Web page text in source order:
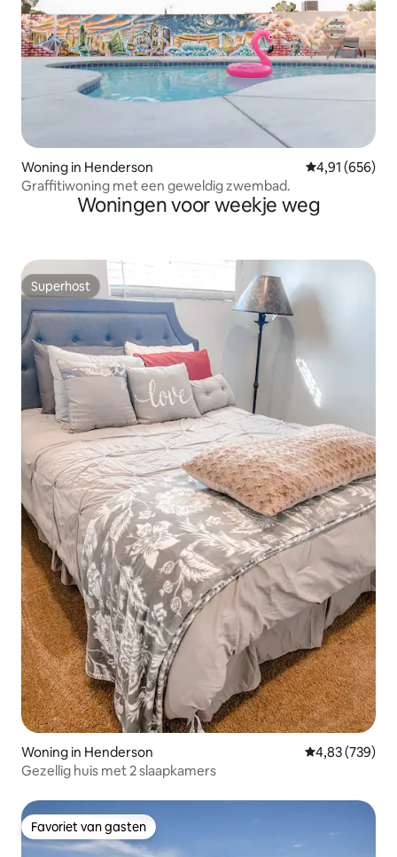
Woning in Henderson Gemiddelde
4,91 (656)
Graffitiwoning met een geweldig zwembad.
Woningen voor weekje weg
Superhost
Superhost
Woning in Henderson Gemiddelde
4,83 (739)
Gezellig huis met 2 slaapkamers
Favoriet van gasten
Favoriet van gasten